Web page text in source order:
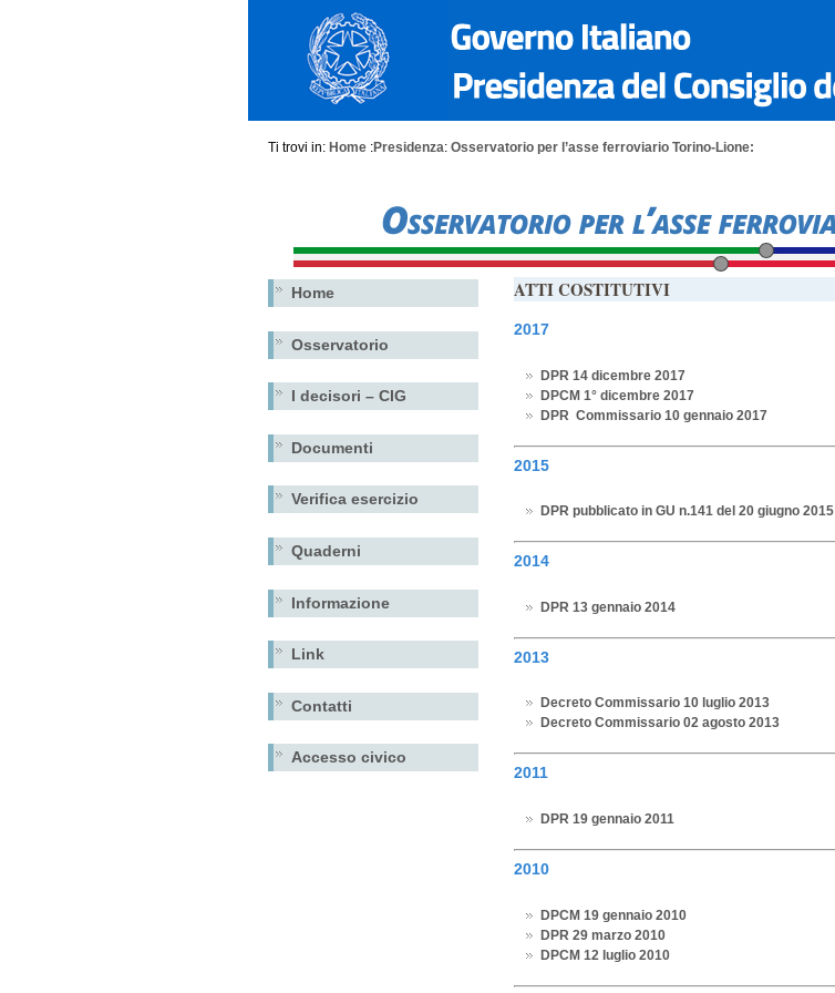
Ti trovi in: Home :Presidenza: Osservatorio per l’asse ferroviario Torino-Lione:
Home
Osservatorio
I decisori – CIG
Documenti
Verifica esercizio
Quaderni
Informazione
Link
Contatti
Accesso civico
ATTI COSTITUTIVI
2017
DPR 14 dicembre 2017
DPCM 1° dicembre 2017
DPR Commissario 10 gennaio 2017
2015
DPR pubblicato in GU n.141 del 20 giugno 2015
2014
DPR 13 gennaio 2014
2013
Decreto Commissario 10 luglio 2013
Decreto Commissario 02 agosto 2013
2011
DPR 19 gennaio 2011
2010
DPCM 19 gennaio 2010
DPR 29 marzo 2010
DPCM 12 luglio 2010